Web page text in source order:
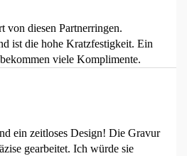
von diesen Partnerringen.
ist die hohe Kratzfestigkeit. Ein
viele Komplimente.
ein zeitloses Design! Die Gravur
gearbeitet. Ich würde sie